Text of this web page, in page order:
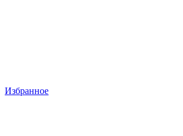
Избранное